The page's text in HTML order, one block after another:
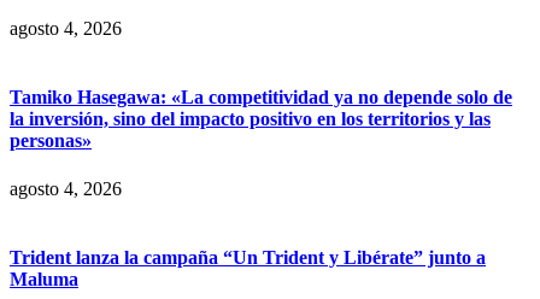
agosto 4, 2026
Tamiko Hasegawa: «La competitividad ya no depende solo de
la inversión, sino del impacto positivo en los territorios y las
personas»
agosto 4, 2026
Trident lanza la campaña “Un Trident y Libérate” junto a
Maluma